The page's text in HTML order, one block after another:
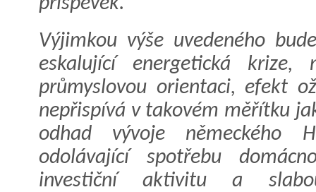
Výjimkou výše uvedeného
eskalující energetická
průmyslovou orientaci, efekt
nepřispívá v takovém měřítku
odhad vývoje německého
odolávající spotřebu
investiční aktivitu a